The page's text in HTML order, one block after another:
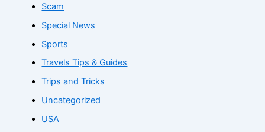
Scam
Special News
Sports
Travels Tips & Guides
Trips and Tricks
Uncategorized
USA